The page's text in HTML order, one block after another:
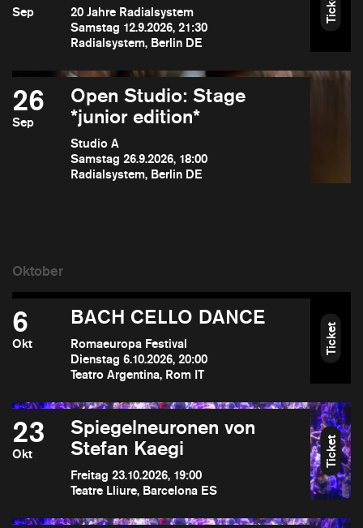
Sep
20 Jahre Radialsystem
Samstag 12.9.2026, 21:30
Radialsystem, Berlin DE
26
Sep
Open Studio: Stage
*junior edition*
Studio A
Samstag 26.9.2026, 18:00
Radialsystem, Berlin DE
6
Okt
BACH CELLO DANCE
Romaeuropa Festival
Dienstag 6.10.2026, 20:00
Teatro Argentina, Rom IT
Ticket
23
Okt
Spiegelneuronen von
Stefan Kaegi
Freitag 23.10.2026, 19:00
Teatre Lliure, Barcelona ES
Ticket